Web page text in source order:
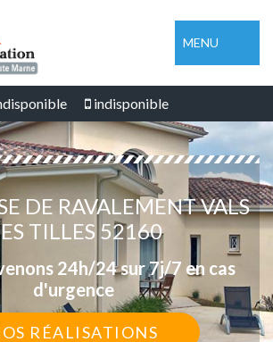
MENU
indisponible
DE RAVALEMENT VALS
TILLES 52160
24h/24 sur 7j/7 en cas
d'urgence
RÉALISATIONS